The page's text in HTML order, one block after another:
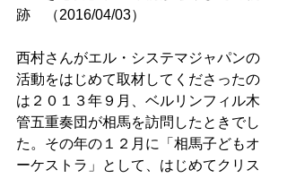
跡　（2016/04/03）
西村さんがエル・システマジャパンの
活動をはじめて取材してくださったの
は２０１３年９月、ベルリンフィル木
管五重奏団が相馬を訪問したときでし
た。その年の１２月に「相馬子どもオ
ーケストラ」として、はじめてクリス